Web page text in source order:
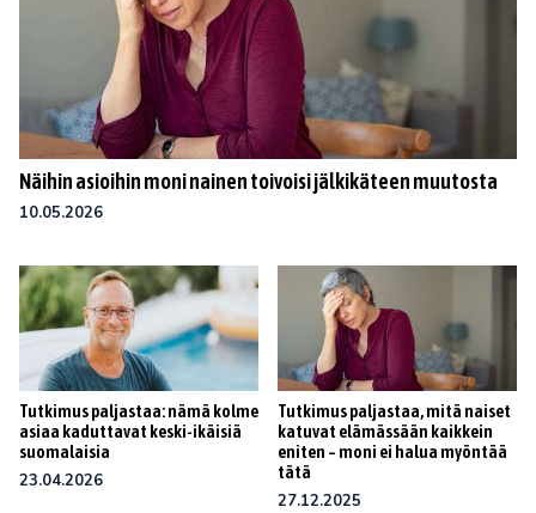
Näihin asioihin moni nainen toivoisi jälkikäteen muutosta
10.05.2026
Tutkimus paljastaa: nämä kolme
asiaa kaduttavat keski-ikäisiä
suomalaisia
23.04.2026
Tutkimus paljastaa, mitä naiset
katuvat elämässään kaikkein
eniten – moni ei halua myöntää
tätä
27.12.2025